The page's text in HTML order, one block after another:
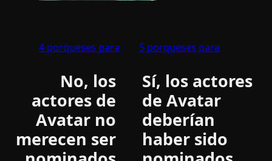
4 porqueses para
No, los
actores de
Avatar no
merecen ser
5 porqueses para
Sí, los actores
de Avatar
deberían
haber sido